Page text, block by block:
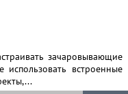
зачаровывающие
встроенные